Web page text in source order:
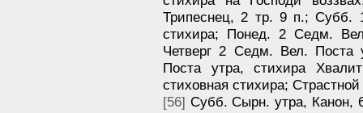
Трипеснец, 2 тр. 9 п.; Субб.
стихира; Понед. 2 Седм.
Четверг 2 Седм. Вел. Поста
Поста утра, стихира
стиховная стихира;
[56] Субб. Сырн. утра, Канон,